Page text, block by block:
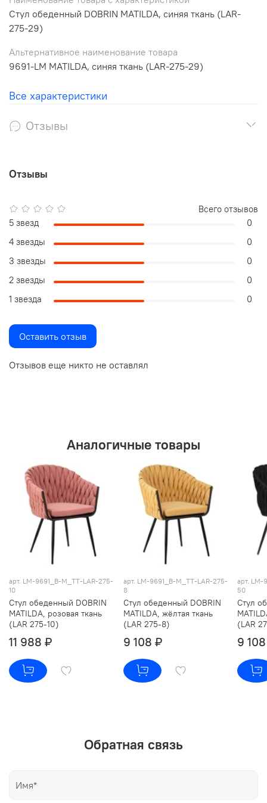
Стул обеденный DOBRIN MATILDA, синяя ткань (LAR-
275-29)
Альтернативное наименование товара
9691-LM MATILDA, синяя ткань (LAR-275-29)
Все характеристики
Отзывы
Отзывы
Отзывов еще никто не оставлял
Всего отзывов
5 звезд
0
4 звезды
0
3 звезды
0
2 звезды
0
1 звезда
0
Оставить отзыв
Аналогичные товары
арт. LM-9691_B-M_TT-LAR-275-
10
Стул обеденный DOBRIN
MATILDA, розовая ткань
(LAR 275-10)
11 988 ₽
арт. LM-9691_B-M_TT-LAR-275-
8
Стул обеденный DOBRIN
MATILDA, жёлтая ткань
(LAR 275-8)
9 108 ₽
арт. LM-
50
Стул
(LAR
9
Обратная связь